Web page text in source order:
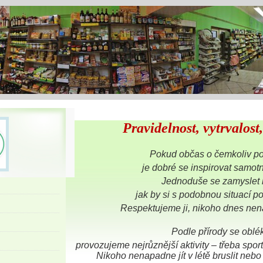
Pravidelnost,
Pokud občas o čemkoliv
je dobré se inspirovat
Jednoduše se zamyslet
jak by si s podobnou situací
Respektujeme ji, nikoho dnes
Podle přírody se
provozujeme nejrůznější aktivity – třeba
Nikoho nenapadne jít v létě bruslit